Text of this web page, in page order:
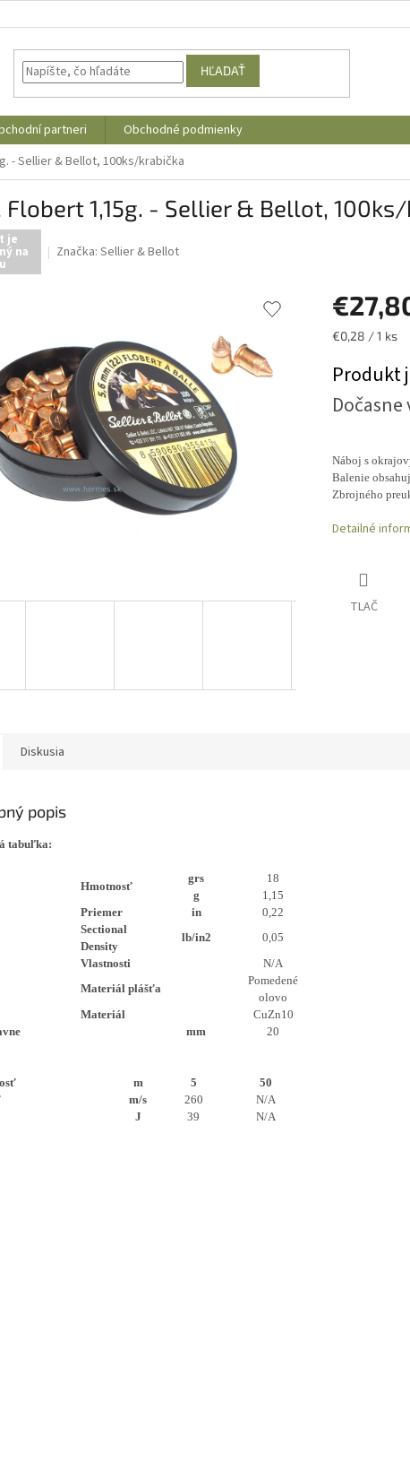
HĽADAŤ
partneri
Obchodné podmienky
- Sellier & Bellot, 100ks/krabička
Flobert 1,15g. - Sellier & Bellot,
je
na Značka: Sellier & Bellot
Jednotková
€0,28 / 1 ks
Produkt
Náboj s
Balenie
Zbrojného
Detailné
TLAČ
Diskusia
popis
tabuľka:
Hmotnosť
grs
18
g
1,15
Priemer
in
0,22
Sectional
Density
lb/in2
0,05
Vlastnosti
N/A
Materiál plášťa
Pomedené
olovo
Materiál
CuZn10
mm 20
m 5
50
m/s 260
N/A
J 39 N/A